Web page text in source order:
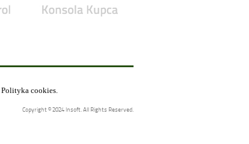
Polityka cookies.
Copyright © 2024 Insoft. All Rights Reserved.